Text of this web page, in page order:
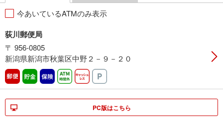
今あいているATMのみ表示
荻川郵便局
〒 956-0805
新潟県新潟市秋葉区中野２－９－２０
郵便 貯金 保険 ATM時間外キャッシュレス
PC版はこちら